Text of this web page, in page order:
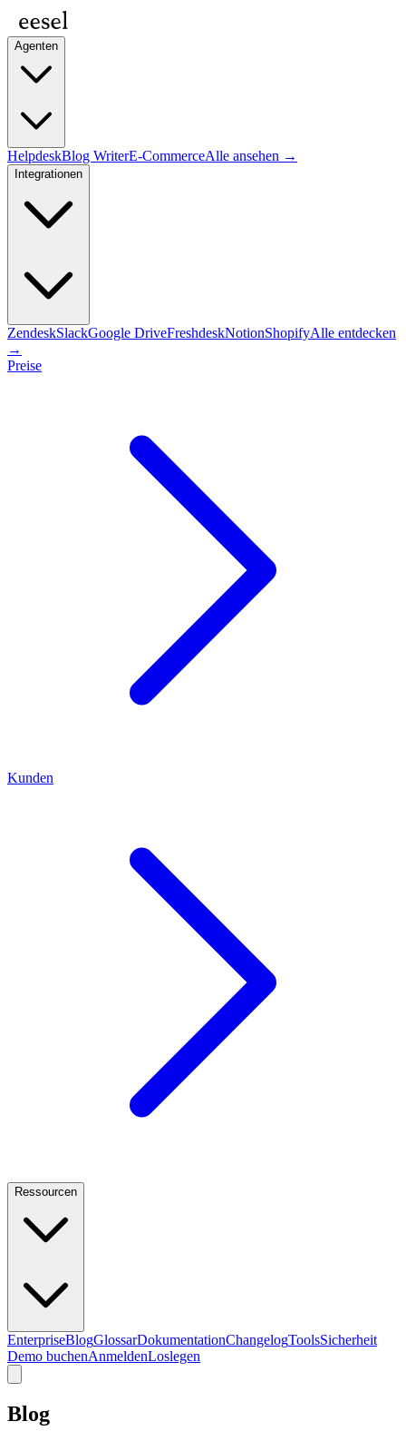
Agenten
HelpdeskBlog WriterE-CommerceAlle ansehen →
Integrationen
ZendeskSlackGoogle DriveFreshdeskNotionShopifyAlle entdecken
→
Preise
Kunden
Ressourcen
EnterpriseBlogGlossarDokumentationChangelogToolsSicherheit
Demo buchenAnmeldenLoslegen
Blog